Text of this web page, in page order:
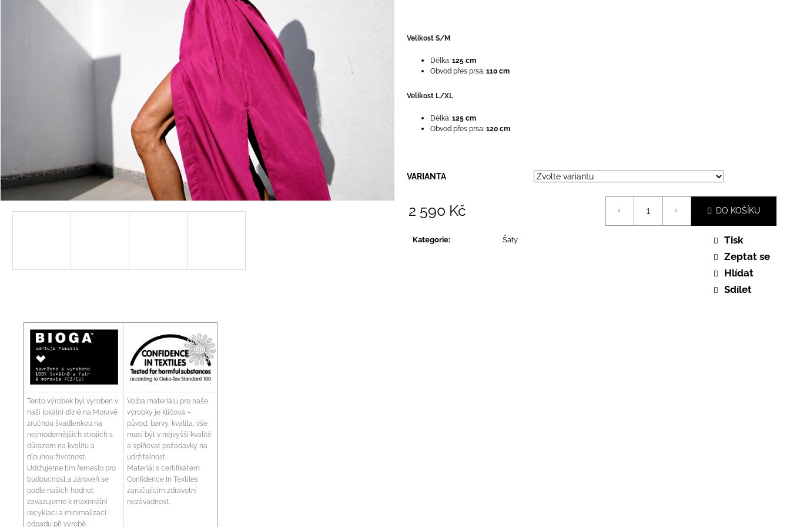
Velikost S/M
Délka: 125 cm
Obvod přes prsa: 110 cm
Velikost L/XL
Délka: 125 cm
Obvod přes prsa: 120 cm
VARIANTA
2 590 Kč
cena:
DO KOŠÍKU
Kategorie: Šaty
Tisk
Zeptat se
Hlídat
Sdílet
Tento výrobek byl vyroben v
naší lokální dílně na Moravě
zručnou švadlenkou na
nejmodernějších strojích s
důrazem na kvalitu a
dlouhou životnost.
Udržujeme tím řemeslo pro
budoucnost a zároveň se
podle našich hodnot
zavazujeme k maximální
recyklaci a minimalizaci
odpadu při výrobě.
Volba materiálu pro naše
výrobky je klíčová –
původ, barvy, kvalita, vše
musí být v nejvyšší kvalitě
a splňovat požadavky na
udržitelnost.
Materiál s certifikátem
Confidence In Textiles
zaručujícím zdravotní
nezávadnost.